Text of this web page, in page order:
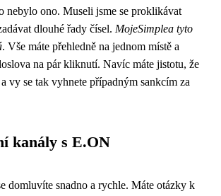
nebylo ono. Museli jsme se proklikávat
dlouhé řady čísel. MojeSimplea tyto
. Vše máte přehledně na jednom místě a
na pár kliknutí. Navíc máte jistotu, že
vy se tak vyhnete případným sankcím za
kanály s E.ON
domluvíte snadno a rychle. Máte otázky k